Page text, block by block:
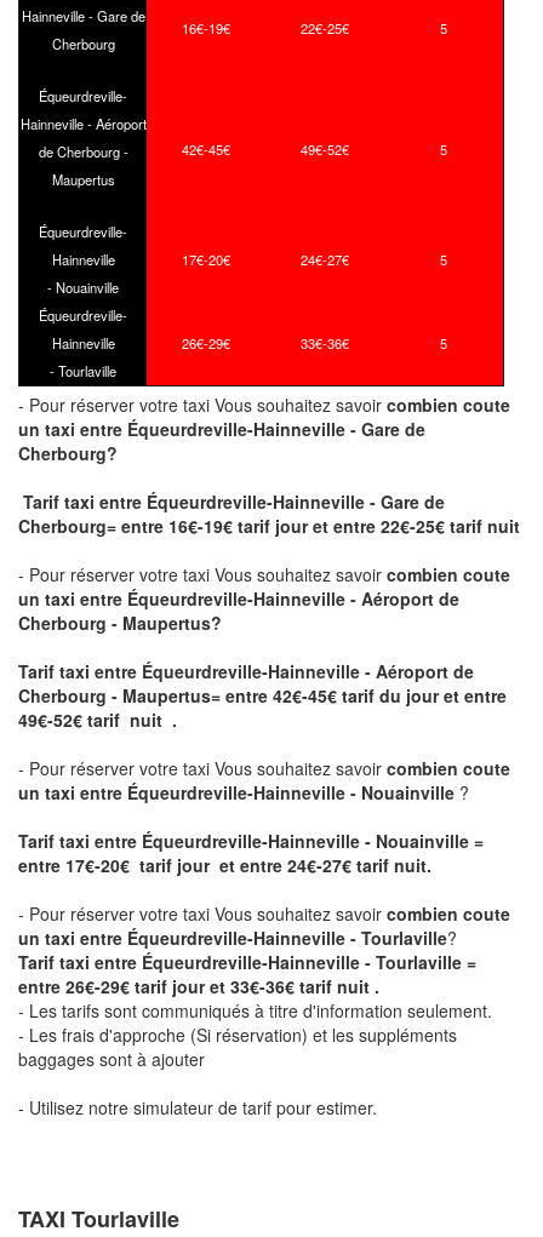
Hainneville - Gare de
Cherbourg
16€-19€ 22€-25€ 5
Équeurdreville-
Hainneville - Aéroport
de Cherbourg -
Maupertus
42€-45€ 49€-52€ 5
Équeurdreville-
Hainneville
- Nouainville
17€-20€ 24€-27€ 5
Équeurdreville-
Hainneville
- Tourlaville
26€-29€ 33€-36€ 5
- Pour réserver votre taxi Vous souhaitez savoir combien coute
un taxi entre Équeurdreville-Hainneville - Gare de
Cherbourg?
Tarif taxi entre Équeurdreville-Hainneville - Gare de
Cherbourg= entre 16€-19€ tarif jour et entre 22€-25€ tarif nuit
- Pour réserver votre taxi Vous souhaitez savoir combien coute
un taxi entre Équeurdreville-Hainneville - Aéroport de
Cherbourg - Maupertus?
Tarif taxi entre Équeurdreville-Hainneville - Aéroport de
Cherbourg - Maupertus= entre 42€-45€ tarif du jour et entre
49€-52€ tarif nuit .
- Pour réserver votre taxi Vous souhaitez savoir combien coute
un taxi entre Équeurdreville-Hainneville - Nouainville ?
Tarif taxi entre Équeurdreville-Hainneville - Nouainville =
entre 17€-20€ tarif jour et entre 24€-27€ tarif nuit.
- Pour réserver votre taxi Vous souhaitez savoir combien coute
un taxi entre Équeurdreville-Hainneville - Tourlaville?
Tarif taxi entre Équeurdreville-Hainneville - Tourlaville =
entre 26€-29€ tarif jour et 33€-36€ tarif nuit .
- Les tarifs sont communiqués à titre d'information seulement.
- Les frais d'approche (Si réservation) et les suppléments
baggages sont à ajouter
- Utilisez notre simulateur de tarif pour estimer.
TAXI Tourlaville